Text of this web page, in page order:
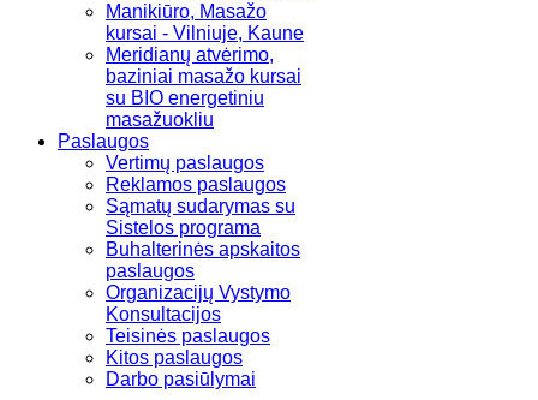
Manikiūro, Masažo
kursai - Vilniuje, Kaune
Meridianų atvėrimo,
baziniai masažo kursai
su BIO energetiniu
masažuokliu
Paslaugos
Vertimų paslaugos
Reklamos paslaugos
Sąmatų sudarymas su
Sistelos programa
Buhalterinės apskaitos
paslaugos
Organizacijų Vystymo
Konsultacijos
Teisinės paslaugos
Kitos paslaugos
Darbo pasiūlymai